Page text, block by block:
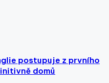
postupuje z prvního
domů